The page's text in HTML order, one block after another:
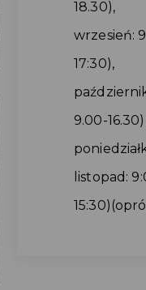
18.30),
wrzesień:
17:30),
9.00-
listopad: